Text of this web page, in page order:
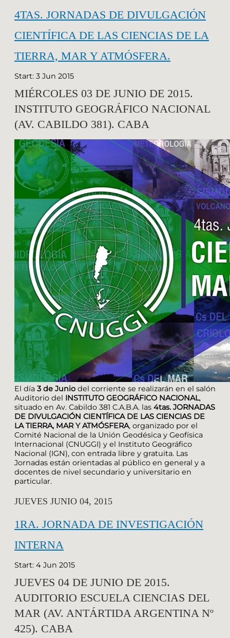
4TAS. JORNADAS DE DIVULGACIÓN
CIENTÍFICA DE LAS CIENCIAS DE LA
TIERRA, MAR Y ATMÓSFERA.
Start: 3 Jun 2015
MIÉRCOLES 03 DE JUNIO DE 2015.
INSTITUTO GEOGRÁFICO NACIONAL
(AV. CABILDO 381). CABA
El día 3 de Junio del corriente se realizarán en el salón
Auditorio del INSTITUTO GEOGRÁFICO NACIONAL,
situado en Av. Cabildo 381 C.A.B.A. las 4tas. JORNADAS
DE DIVULGACIÓN CIENTÍFICA DE LAS CIENCIAS DE
LA TIERRA, MAR Y ATMÓSFERA, organizado por el
Comité Nacional de la Unión Geodésica y Geofísica
Internacional (CNUGGI) y el Instituto Geográfico
Nacional (IGN), con entrada libre y gratuita. Las
Jornadas están orientadas al público en general y a
docentes de nivel secundario y universitario en
particular.
JUEVES JUNIO 04, 2015
1RA. JORNADA DE INVESTIGACIÓN
INTERNA
Start: 4 Jun 2015
JUEVES 04 DE JUNIO DE 2015.
AUDITORIO ESCUELA CIENCIAS DEL
MAR (AV. ANTÁRTIDA ARGENTINA Nº
425). CABA